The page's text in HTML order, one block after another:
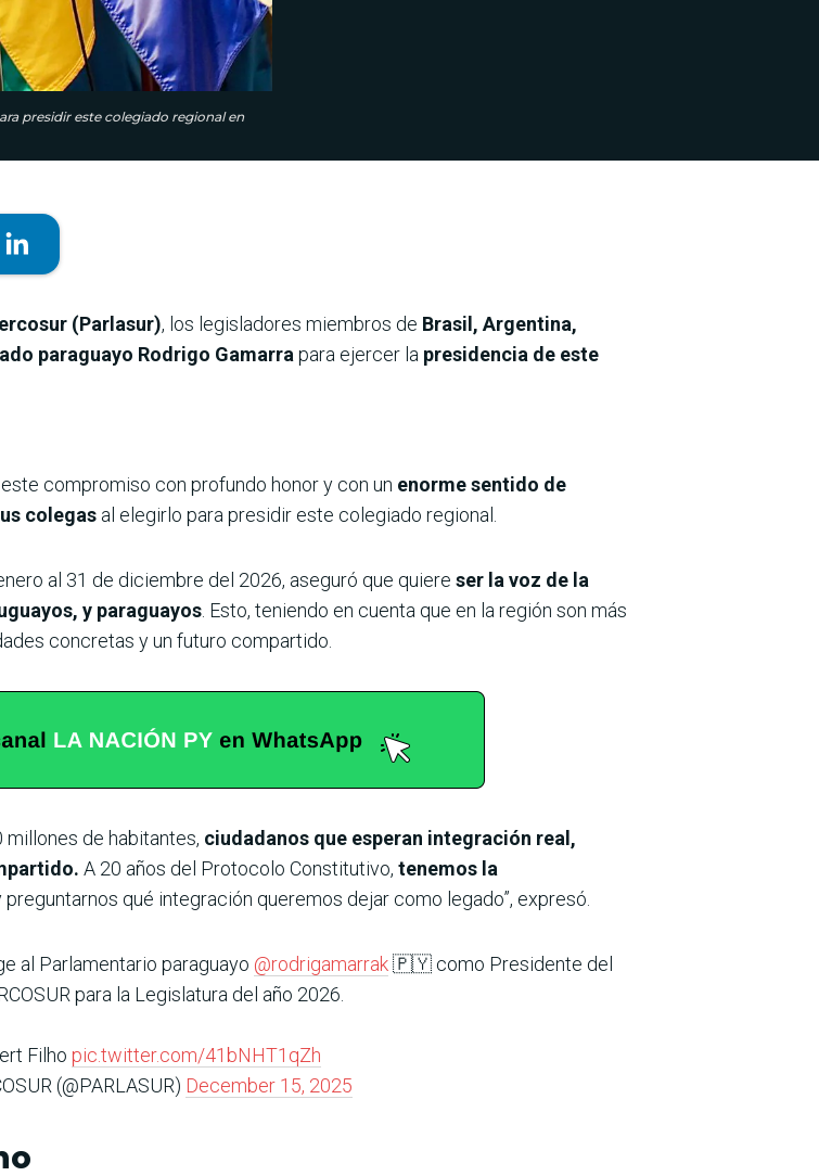
presidir este colegiado regional en
(Parlasur), los legisladores miembros de Brasil, Argentina,
paraguayo Rodrigo Gamarra para ejercer la presidencia de este
compromiso con profundo honor y con un enorme sentido de
colegas al elegirlo para presidir este colegiado regional.
al 31 de diciembre del 2026, aseguró que quiere ser la voz de la
y paraguayos . Esto, teniendo en cuenta que en la región son más
concretas y un futuro compartido.
millones de habitantes, ciudadanos que esperan integración real,
A 20 años del Protocolo Constitutivo, tenemos la
preguntarnos qué integración queremos dejar como legado”, expresó.
al Parlamentario paraguayo @rodrigamarrak🇵🇾 como Presidente del
para la Legislatura del año 2026.
Filho pic.twitter.com/41bNHT1qZh
(@PARLASUR) December 15, 2025